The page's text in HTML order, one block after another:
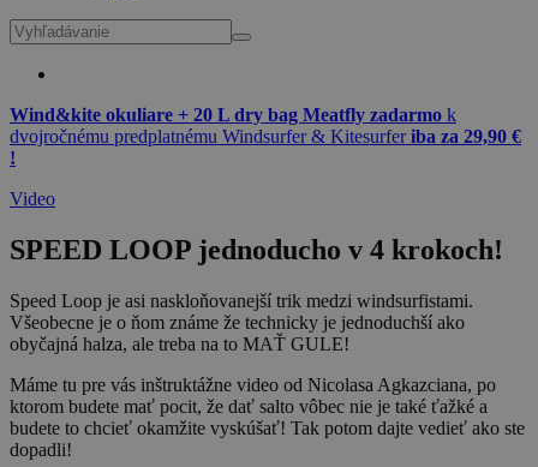
Wind&kite okuliare + 20 L dry bag Meatfly zadarmo k
dvojročnému predplatnému Windsurfer & Kitesurferiba za 29,90 €
!
Video
SPEED LOOP jednoducho v 4 krokoch!
Speed Loop je asi naskloňovanejší trik medzi windsurfistami.
Všeobecne je o ňom známe že technicky je jednoduchší ako
obyčajná halza, ale treba na to MAŤ GULE!
Máme tu pre vás inštruktážne video od Nicolasa Agkazciana, po
ktorom budete mať pocit, že dať salto vôbec nie je také ťažké a
budete to chcieť okamžite vyskúšať! Tak potom dajte vedieť ako ste
dopadli!